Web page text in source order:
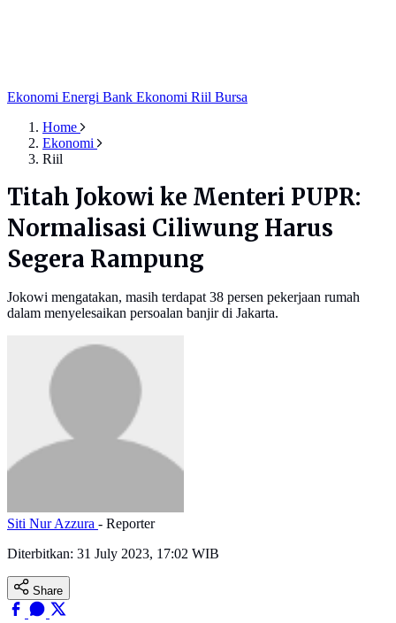
Ekonomi Energi Bank Ekonomi Riil Bursa
Home
Ekonomi
Riil
Titah Jokowi ke Menteri PUPR:
Normalisasi Ciliwung Harus
Segera Rampung
Jokowi mengatakan, masih terdapat 38 persen pekerjaan rumah
dalam menyelesaikan persoalan banjir di Jakarta.
Siti Nur Azzura - Reporter
Diterbitkan: 31 July 2023, 17:02 WIB
Share